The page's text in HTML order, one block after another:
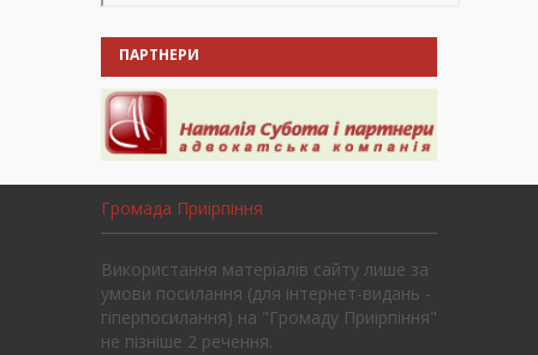
ПАРТНЕРИ
Громада Приірпіння
Використання матеріалів сайту лише за
умови посилання (для інтернет-видань -
гіперпосилання) на "Громаду Приірпіння"
не пізніше 2 речення.